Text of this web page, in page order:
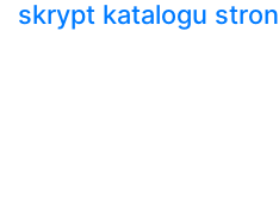
skrypt katalogu stron